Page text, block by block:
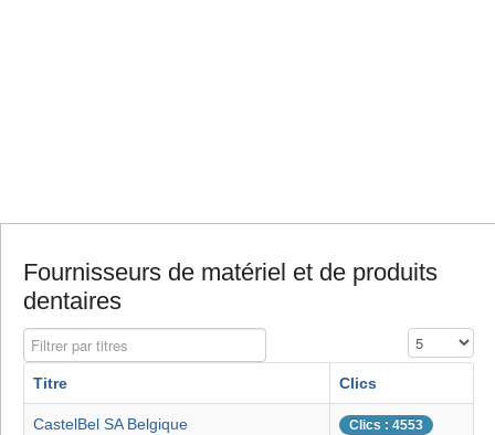
Fournisseurs de matériel et de produits
dentaires
Filtrer par titres Affichage #
Titre Clics
CastelBel SA Belgique Clics : 4553